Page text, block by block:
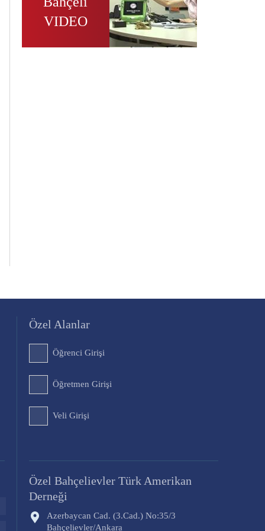
VIDEO
Özel Alanlar
Öğrenci Girişi
Öğretmen Girişi
Veli Girişi
Özel Bahçelievler Türk Amerikan
Derneği
Azerbaycan Cad. (3.Cad.) No:35/3
Bahçelievler/Ankara